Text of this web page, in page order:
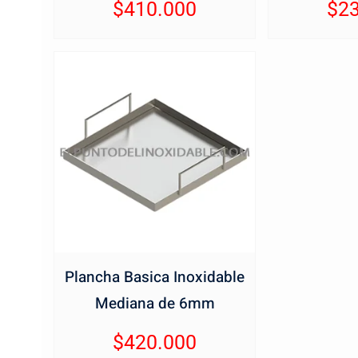
$410.000 $
Plancha Basica Inoxidable
Mediana de 6mm
$420.000